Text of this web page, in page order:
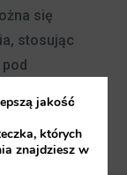
się
stosując
jakość
których
znajdziesz w